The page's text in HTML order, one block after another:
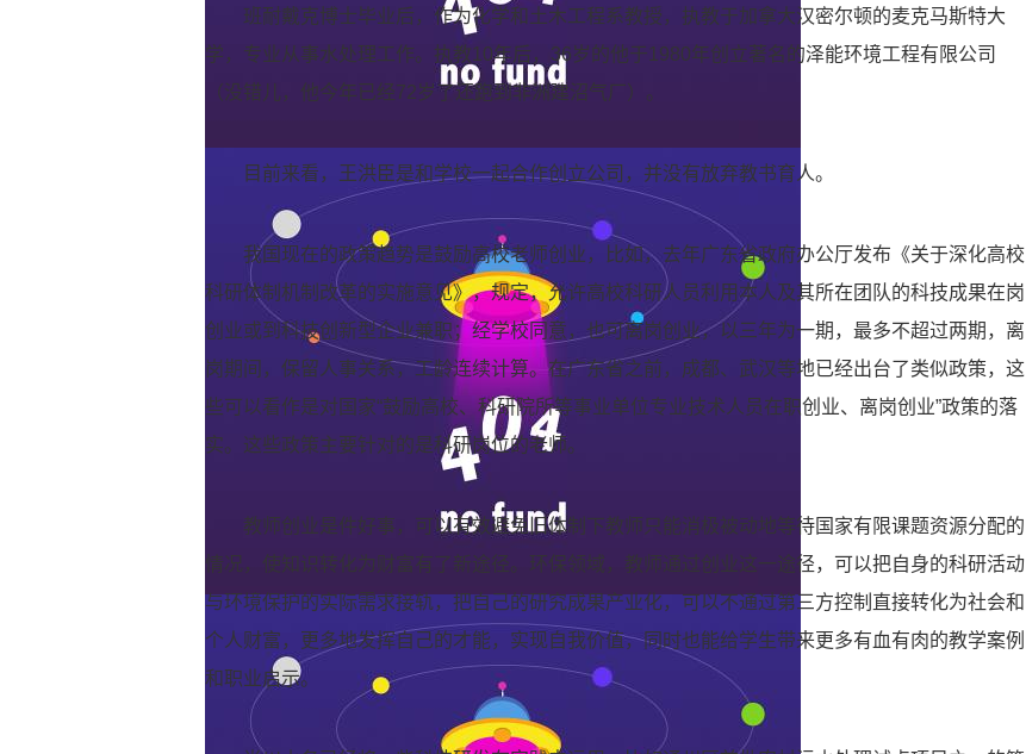
班耐戴克博士毕业后，作为化学和土木工程系教授，执教于加拿大汉密尔顿的麦克马斯特大
学，专业从事水处理工作。执教10年后，36岁的他于1980年创立著名的泽能环境工程有限公司
（没错儿，他今年已经72岁了还跑到非洲建沼气厂）。
目前来看，王洪臣是和学校一起合作创立公司，并没有放弃教书育人。
我国现在的政策趋势是鼓励高校老师创业，比如，去年广东省政府办公厅发布《关于深化高校
科研体制机制改革的实施意见》，规定，允许高校科研人员利用本人及其所在团队的科技成果在岗
创业或到科技创新型企业兼职；经学校同意，也可离岗创业，以三年为一期，最多不超过两期，离
岗期间，保留人事关系，工龄连续计算。在广东省之前，成都、武汉等地已经出台了类似政策，这
些可以看作是对国家“鼓励高校、科研院所等事业单位专业技术人员在职创业、离岗创业”政策的落
实。这些政策主要针对的是科研岗位的老师。
教师创业是件好事，可以有效避免旧体制下教师只能消极被动地等待国家有限课题资源分配的
情况，使知识转化为财富有了新途径。环保领域，教师通过创业这一途径，可以把自身的科研活动
与环境保护的实际需求接轨，把自己的研究成果产业化，可以不通过第三方控制直接转化为社会和
个人财富，更多地发挥自己的才能，实现自我价值，同时也能给学生带来更多有血有肉的教学案例
和职业启示。